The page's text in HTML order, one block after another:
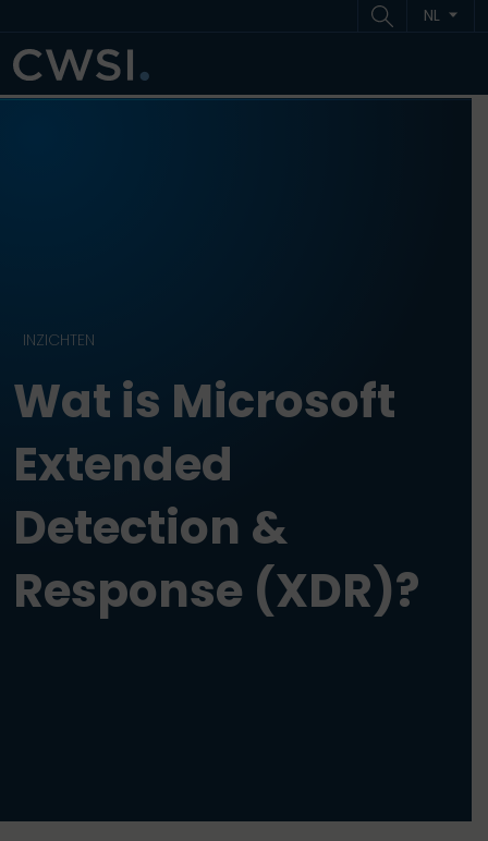
NL
INZICHTEN
Wat is Microsoft
Extended
Detection &
Response (XDR)?